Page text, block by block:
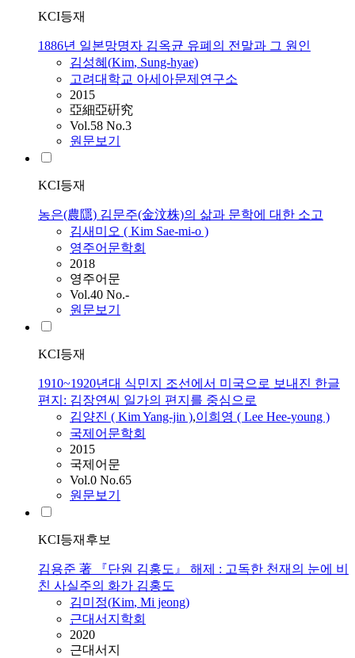
KCI등재
1886년 일본망명자 김옥균 유폐의 전말과 그 원인
김성혜(Kim, Sung-hyae)
고려대학교 아세아문제연구소
2015
亞細亞硏究
Vol.58 No.3
원문보기
KCI등재
농은(農隱) 김문주(金汶株)의 삶과 문학에 대한 소고
김새미오 ( Kim Sae-mi-o )
영주어문학회
2018
영주어문
Vol.40 No.-
원문보기
KCI등재
1910~1920년대 식민지 조선에서 미국으로 보내진 한글
편지: 김장연씨 일가의 편지를 중심으로
김양진 ( KimYang-jin ),이희영 ( Lee Hee-young )
국제어문학회
2015
국제어문
Vol.0 No.65
원문보기
KCI등재후보
김용준 著 『단원 김홍도』 해제 : 고독한 천재의 눈에 비
친 사실주의 화가 김홍도
김미정(Kim, Mi jeong)
근대서지학회
2020
근대서지